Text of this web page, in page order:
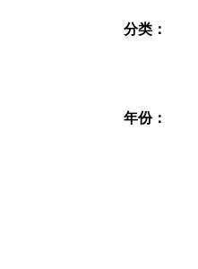
分类：
年份：